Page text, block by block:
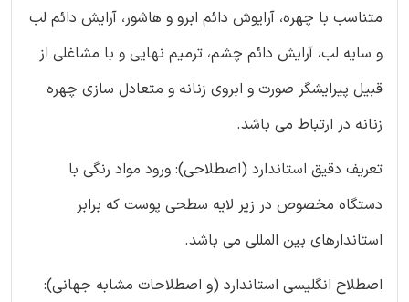
متناسب با چهره، آرایوش دائم ابرو و هاشور، آرایش دائم لب
و سایه لب، آرایش دائم چشم، ترمیم نهایی و با مشاغلی از
قبیل پیرایشگر صورت و ابروی زنانه و متعادل سازی چهره
زنانه در ارتباط می باشد.
تعریف دقیق استاندارد (اصطلاحی): ورود مواد رنگی با
دستگاه مخصوص در زیر لایه سطحی پوست که برابر
استاندارهای بین المللی می باشد.
اصطلاح انگلیسی استاندارد (و اصطلاحات مشابه جهانی):